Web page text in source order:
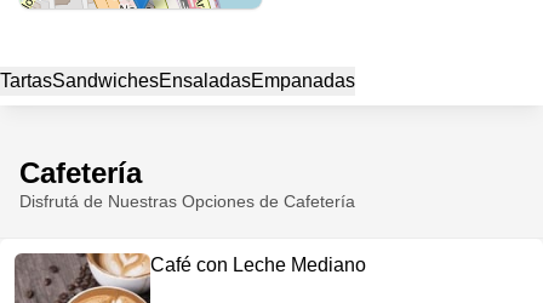
TartasSandwichesEnsaladasEmpanadas
Cafetería
Disfrutá de Nuestras Opciones de Cafetería
Café con Leche Mediano